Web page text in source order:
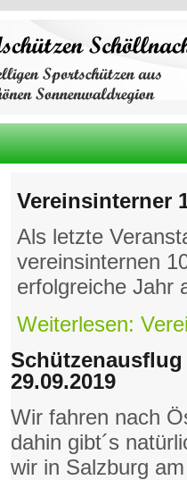
Vereinsinterner
Als letzte
vereinsinternen
erfolgreiche Jahr
Weiterlesen:
Schützenausflug
29.09.2019
Wir fahren nach
dahin gibt´s
wir in Salzburg